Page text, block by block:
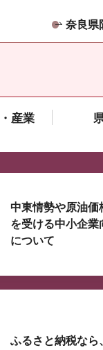
奈良県
産業
表示されるスラ
中東情勢や原油価
を受ける中小企業
について
ふるさと納税なら